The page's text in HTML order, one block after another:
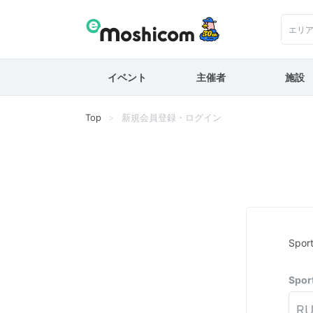
エリ
イベント 主催者 施設
Top 新規会員登録・ログイン